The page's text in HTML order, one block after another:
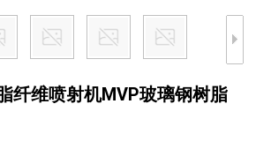
纤维喷射机MVP玻璃钢树脂